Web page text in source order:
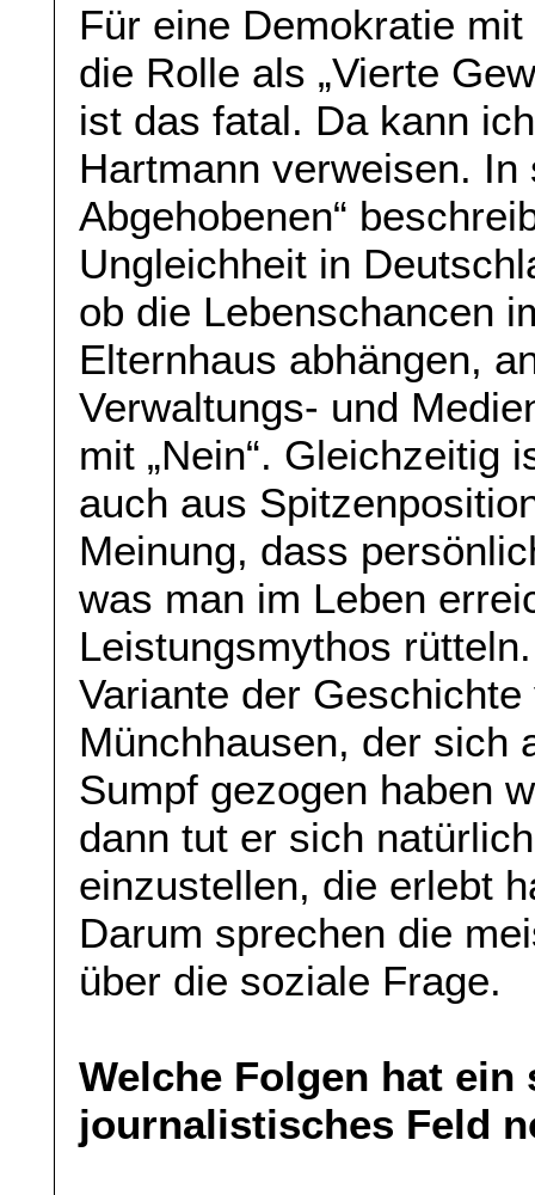
Für eine Demokratie
die Rolle als „Vierte
ist das fatal. Da kann
Hartmann verweisen. In
Abgehobenen“
Ungleichheit in
ob die Lebenschancen
Elternhaus abhängen,
Verwaltungs- und
mit „Nein“. Gleichzeitig
auch aus
Meinung, dass
was man im Leben
Leistungsmythos
Variante der
Münchhausen, der sich
Sumpf gezogen haben
dann tut er sich
einzustellen, die erlebt
Darum sprechen die
über die soziale Frage.
Welche Folgen hat
journalistisches Feld